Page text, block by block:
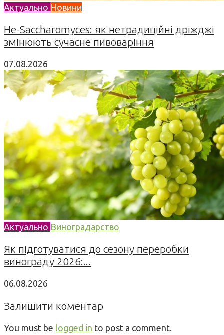
Актуально Новини
Не-Saccharomyces: як нетрадиційні дріжджі
змінюють сучасне пивоваріння
07.08.2026
Актуально Виноградарство
Як підготуватися до сезону переробки
винограду 2026:...
06.08.2026
Залишити коментар
You must be logged in to post a comment.